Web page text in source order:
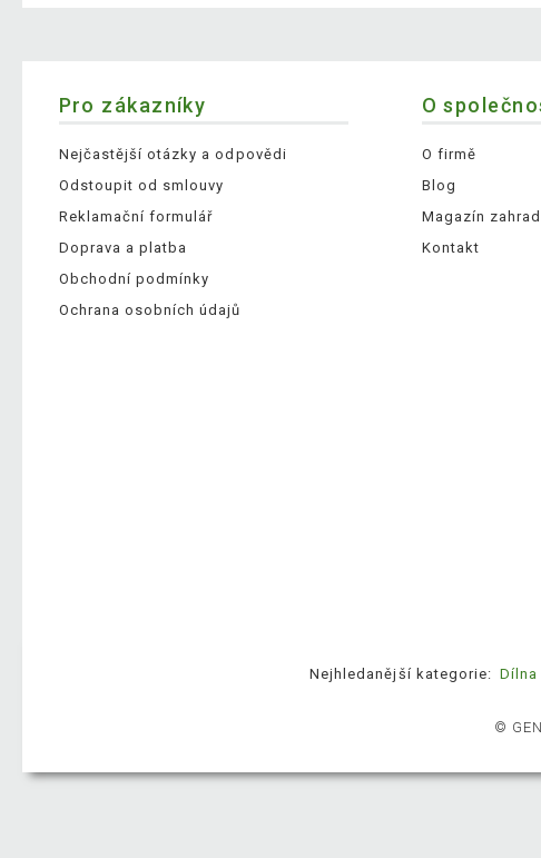
Pro zákazníky
Nejčastější otázky a odpovědi
Odstoupit od smlouvy
Reklamační formulář
Doprava a platba
Obchodní podmínky
Ochrana osobních údajů
O
O firmě
Blog
Magazín
Kontakt
Nejhledanější kategorie: Dílna
©